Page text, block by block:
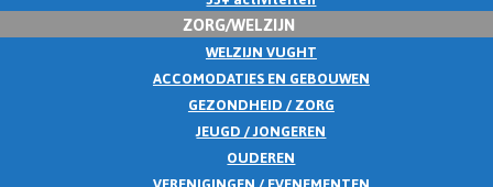
ZORG/WELZIJN
WELZIJN VUGHT
ACCOMODATIES EN GEBOUWEN
GEZONDHEID / ZORG
JEUGD / JONGEREN
OUDEREN